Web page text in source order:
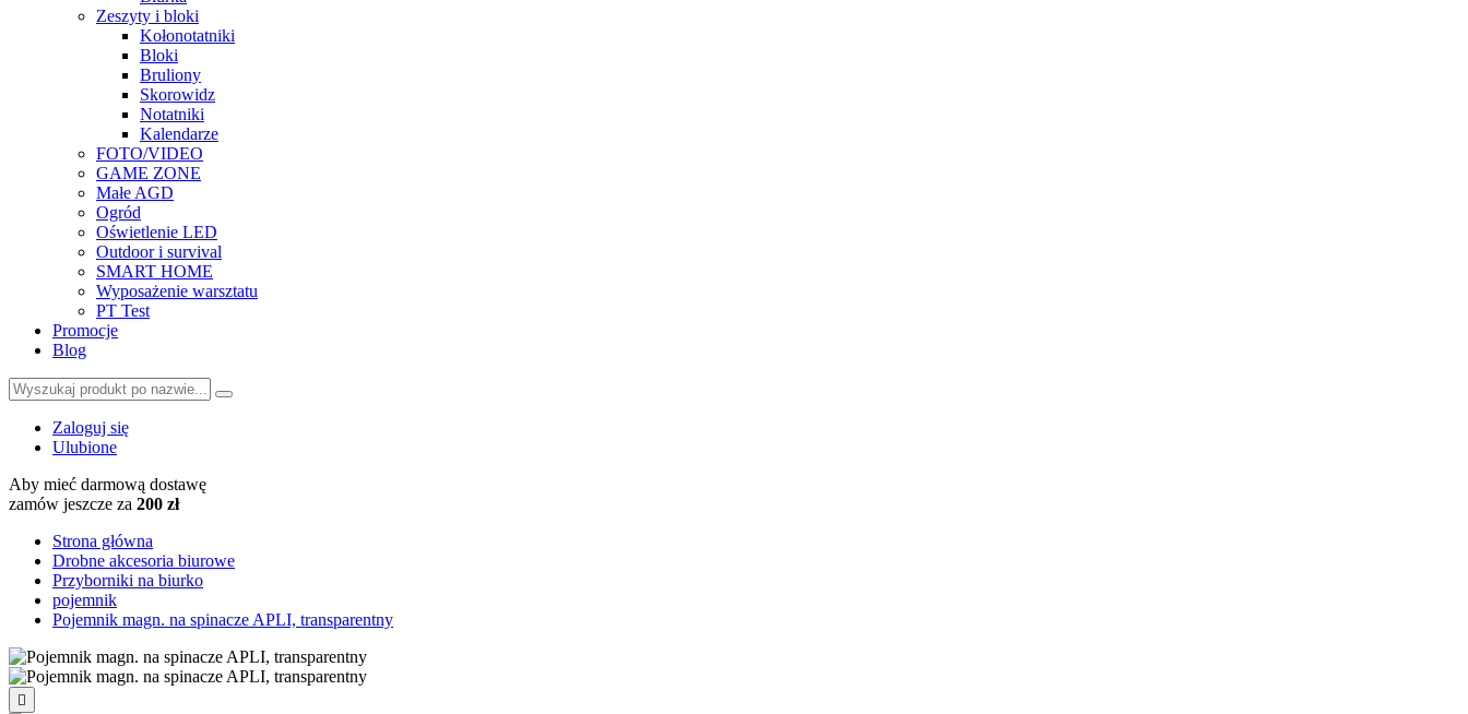
Zeszyty i bloki
Kołonotatniki
Bloki
Bruliony
Skorowidz
Notatniki
Kalendarze
FOTO/VIDEO
GAME ZONE
Małe AGD
Ogród
Oświetlenie LED
Outdoor i survival
SMART HOME
Wyposażenie warsztatu
PT Test
Promocje
Blog
Zaloguj się
Ulubione
Aby mieć darmową dostawę
zamów jeszcze za 200 zł
Strona główna
Drobne akcesoria biurowe
Przyborniki na biurko
pojemnik
Pojemnik magn. na spinacze APLI, transparentny
